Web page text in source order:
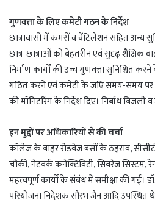
गुणवत्ता के लिए कमेटी गठन के निर्देश
छात्रावासों में कमरों व वेंटिलेशन सहित अन्य
छात्र-छात्राओं को बेहतरीन एवं सुदृढ़ शैक्षिक
निर्माण कार्यों की उच्च गुणवत्ता सुनिश्चित
गठित करने एवं कमेटी के जएि समय-समय पर
की मॉनिटरिंग के निर्देश दिए। निर्बाध बिजली
इन मुद्दों पर अधिकारियों से की चर्चा
कॉलेज के बाहर रोडवेज बसों के ठहराव,
चौकी, नेटवर्क कनेक्टिविटी, सिवरेज सिस्टम, रेन
महत्वपूर्ण कार्यों के संबंध में समीक्षा की गई।
परियोजना निदेशक सौरभ जैन आदि उपस्थित